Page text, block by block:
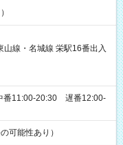
線・名城線 栄駅16番出入
可能性あり）